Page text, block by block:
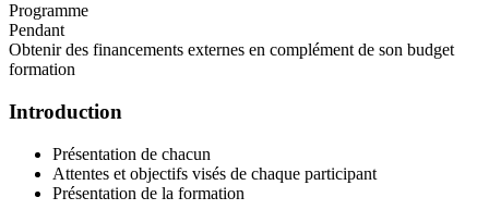
Programme
Pendant
Obtenir des financements externes en complément de son budget
formation
Introduction
Présentation de chacun
Attentes et objectifs visés de chaque participant
Présentation de la formation